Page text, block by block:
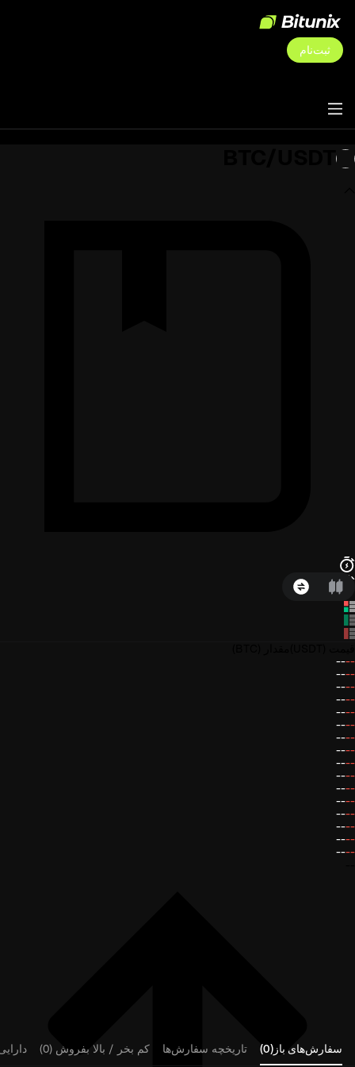
ثبت‌نام
--
--
--
--
--
--
--
--
--
--
--
--
--
--
--
--
--
--
--
--
--
--
--
--
--
--
--
--
--
--
--
--
سفارش‌های باز(0) تاریخچه سفارش‌ها کم بخر / بالا بفروش (0)